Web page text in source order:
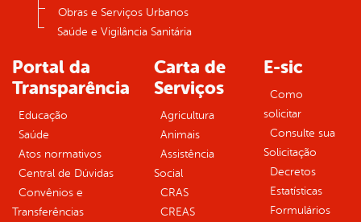
Obras e Serviços Urbanos
Saúde e Vigilância Sanitária
Portal da
Transparência
Educação
Saúde
Atos normativos
Central de Dúvidas
Convênios e
Transferências
Carta de
Serviços
Agricultura
Animais
Assistência
Social
CRAS
CREAS
E-sic
Como
solicitar
Consulte sua
Solicitação
Decretos
Estatísticas
Formulários